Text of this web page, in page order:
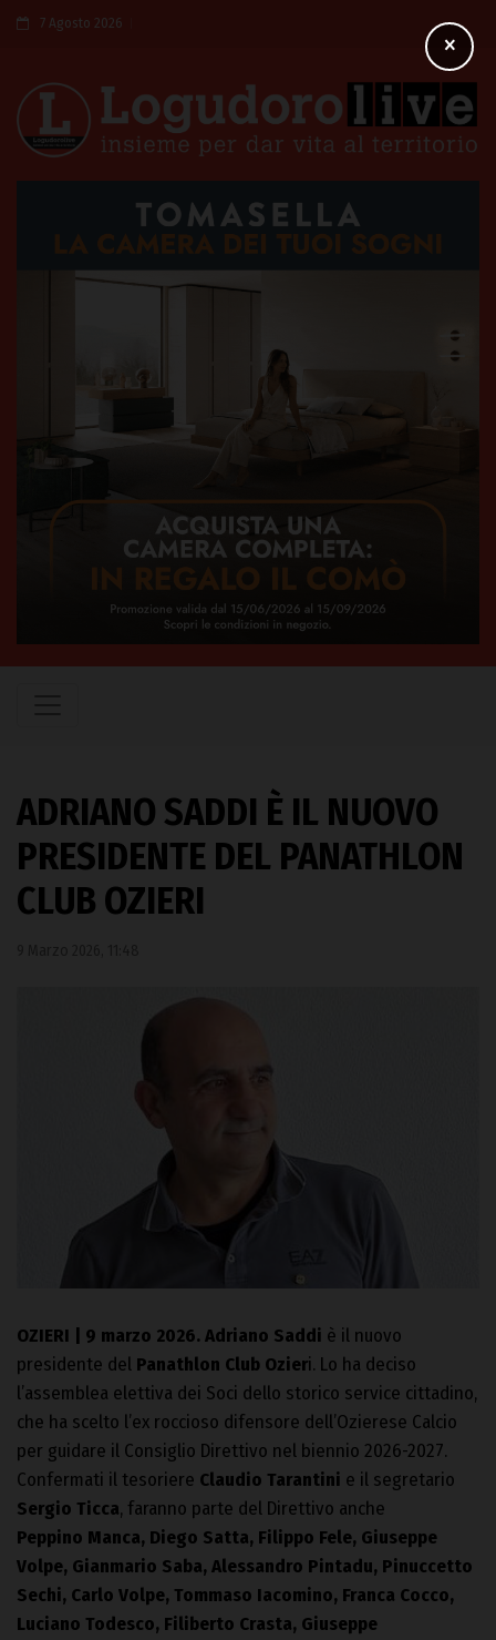
7 Agosto 2026
ADRIANO SADDI È IL NUOVO
PRESIDENTE DEL PANATHLON
CLUB OZIERI
OZIERI | 9 marzo 2026. Adriano Saddi è il nuovo
presidente del Panathlon Club Ozieri. Lo ha deciso
l’assemblea elettiva dei Soci dello storico service cittadino,
che ha scelto l’ex roccioso difensore dell’Ozierese Calcio
per guidare il Consiglio Direttivo nel biennio 2026-2027.
Confermati il tesoriere Claudio Tarantini e il segretario
Sergio Ticca, faranno parte del Direttivo anche
Peppino Manca, Diego Satta, Filippo Fele, Giuseppe
Volpe, Gianmario Saba, Alessandro Pintadu, Pinuccetto
Sechi, Carlo Volpe, Tommaso Iacomino, Franca Cocco,
Luciano Todesco, Filiberto Crasta, Giuseppe
×